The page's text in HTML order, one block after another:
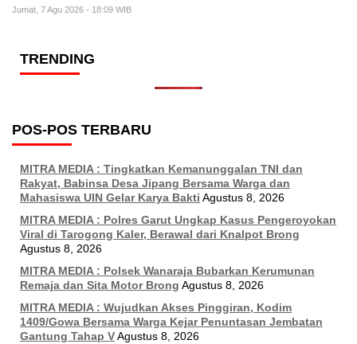
Jumat, 7 Agu 2026 - 18:09 WIB
TRENDING
POS-POS TERBARU
MITRA MEDIA : Tingkatkan Kemanunggalan TNI dan
Rakyat, Babinsa Desa Jipang Bersama Warga dan
Mahasiswa UIN Gelar Karya Bakti Agustus 8, 2026
MITRA MEDIA : Polres Garut Ungkap Kasus Pengeroyokan
Viral di Tarogong Kaler, Berawal dari Knalpot Brong
Agustus 8, 2026
MITRA MEDIA : Polsek Wanaraja Bubarkan Kerumunan
Remaja dan Sita Motor Brong Agustus 8, 2026
MITRA MEDIA : Wujudkan Akses Pinggiran, Kodim
1409/Gowa Bersama Warga Kejar Penuntasan Jembatan
Gantung Tahap VAgustus 8, 2026